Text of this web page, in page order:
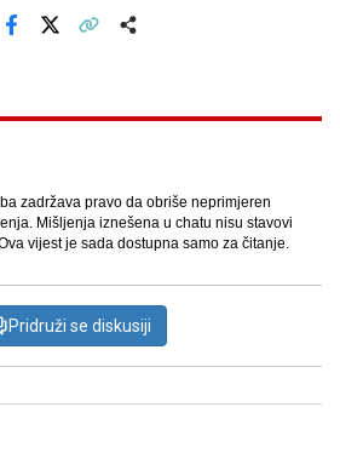
Facebook
zadržava pravo da obriše neprimjeren
Mišljenja iznešena u chatu nisu stavovi
vijest je sada dostupna samo za čitanje.
Pridruži se diskusiji